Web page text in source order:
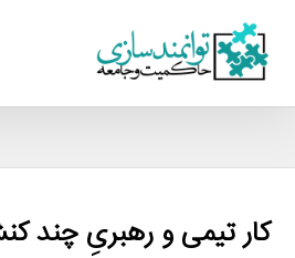
کار تیمی و رهبریِ چند